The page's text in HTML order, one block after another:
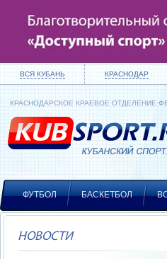
ВСЯ КУБАНЬ КРАСНОДАР
КРАСНОДАРСКОЕ КРАЕВОЕ ОТДЕЛЕНИЕ
ФУТБОЛ БАСКЕТБОЛ
НОВОСТИ